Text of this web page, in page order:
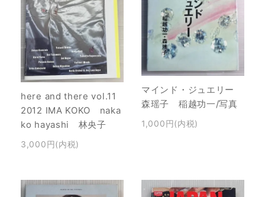
here and there vol.11
2012 IMA KOKO naka
ko hayashi 林央子
3,000円(内税)
マインド・ジュエリー
森瑶子 稲越功一/写真
1,000円(内税)